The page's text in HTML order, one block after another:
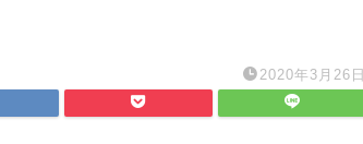
2020年3月26日